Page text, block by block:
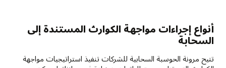
أنواع إجراءات مواجهة الكوارث المستندة إلى
السحابة
تتيح مرونة الحوسبة السحابية للشركات تنفيذ استراتيجيات مواجهة